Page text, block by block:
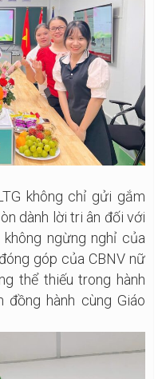
không chỉ gửi gắm
dành lời tri ân đối với
ngừng nghỉ của
góp của CBNV nữ
thể thiếu trong hành
hành cùng Giáo